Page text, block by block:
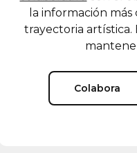
la información
trayectoria
Colabora